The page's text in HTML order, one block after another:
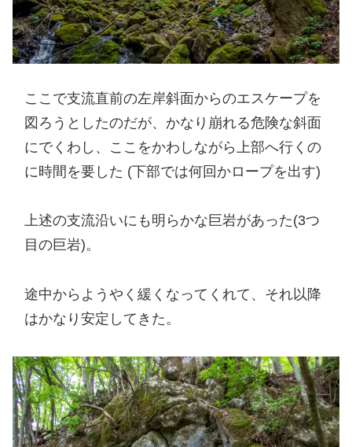
ここで支流直前の左岸斜面からのエスケープを
図ろうとしたのだが、かなり崩れる危険な斜面
にでくわし、ここをかわしながら上部へ行くの
に時間を要した (下部では何回かロープを出す)
上述の支流沿いにも明らかな巨岩があった(3つ
目の巨岩)。
途中からようやく緩くなってくれて、それ以降
はかなり安定してきた。